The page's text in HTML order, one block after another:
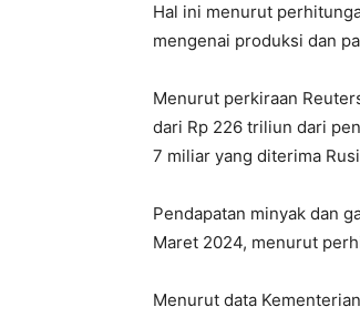
Hal ini menurut
mengenai produksi dan
Menurut perkiraan
dari Rp 226 triliun dari
7 miliar yang diterima
Pendapatan minyak dan
Maret 2024, menurut
Menurut data